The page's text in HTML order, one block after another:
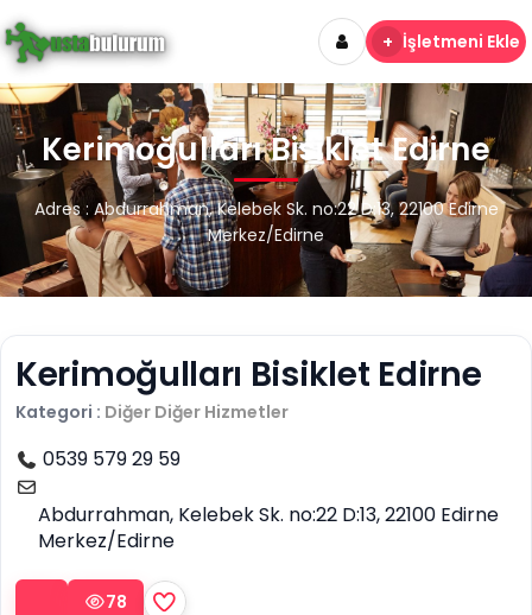
+ İşletmeni Ekle
Kerimoğulları Bisiklet Edirne
Adres : Abdurrahman, Kelebek Sk. no:22 D:13, 22100 Edirne
Merkez/Edirne
Kerimoğulları Bisiklet Edirne
Kategori : Diğer Diğer Hizmetler
0539 579 29 59
Abdurrahman, Kelebek Sk. no:22 D:13, 22100 Edirne
Merkez/Edirne
78